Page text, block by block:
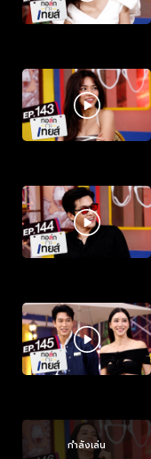
กำลังเล่น